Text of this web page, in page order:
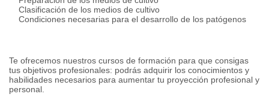
Clasificación de los medios de cultivo
Condiciones necesarias para el desarrollo de los patógenos
Te ofrecemos nuestros cursos de formación para que consigas
tus objetivos profesionales: podrás adquirir los conocimientos y
habilidades necesarios para aumentar tu proyección profesional y
personal.